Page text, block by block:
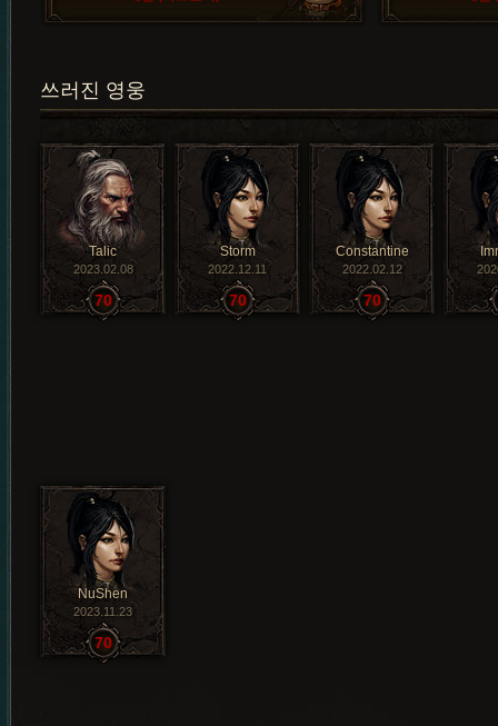
쓰러진 영웅
Talic
2023.02.08
70
Storm
2022.12.11
70
Constantine
2022.02.12
70
NuShen
2023.11.23
70